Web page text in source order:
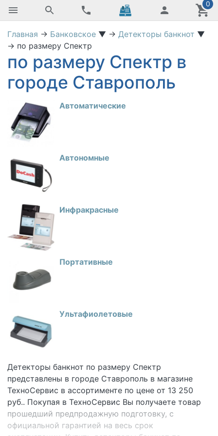
0
Главная → Банковское ▼ → Детекторы банкнот ▼
→ по размеру Спектр
по размеру Спектр в
городе Ставрополь
Автоматические
Автономные
Инфракрасные
Портативные
Ультафиолетовые
Детекторы банкнот по размеру Спектр
представлены в городе Ставрополь в магазине
ТехноСервис в ассортименте по цене от 13 250
руб.. Покупая в ТехноСервис Вы получаете товар
прошедший предпродажную подготовку, с
официальной гарантией на весь срок